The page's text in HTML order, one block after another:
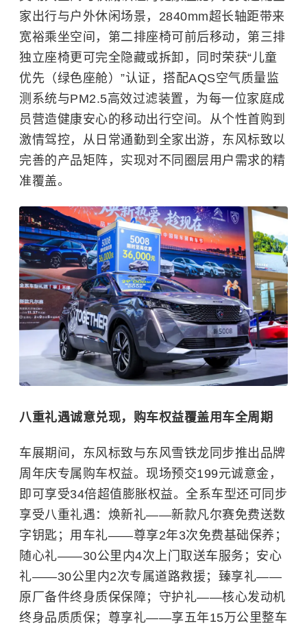
家出行与户外休闲场景，2840mm超长轴距带来
宽裕乘坐空间，第二排座椅可前后移动，第三排
独立座椅更可完全隐藏或拆卸，同时荣获“儿童
优先（绿色座舱）”认证，搭配AQS空气质量监
测系统与PM2.5高效过滤装置，为每一位家庭成
员营造健康安心的移动出行空间。从个性首购到
激情驾控，从日常通勤到全家出游，东风标致以
完善的产品矩阵，实现对不同圈层用户需求的精
准覆盖。
八重礼遇诚意兑现，购车权益覆盖用车全周期
车展期间，东风标致与东风雪铁龙同步推出品牌
周年庆专属购车权益。现场预交199元诚意金，
即可享受34倍超值膨胀权益。全系车型还可同步
享受八重礼遇：焕新礼——新款凡尔赛免费送数
字钥匙；用车礼——尊享2年3次免费基础保养；
随心礼——30公里内4次上门取送车服务；安心
礼——30公里内2次专属道路救援；臻享礼——
原厂备件终身质保保障；守护礼——核心发动机
终身品质质保；尊享礼——享五年15万公里整车